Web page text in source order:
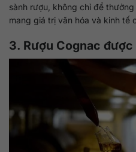
sành rượu, không chỉ để
mang giá trị văn hóa và kinh tế
3. Rượu Cognac được